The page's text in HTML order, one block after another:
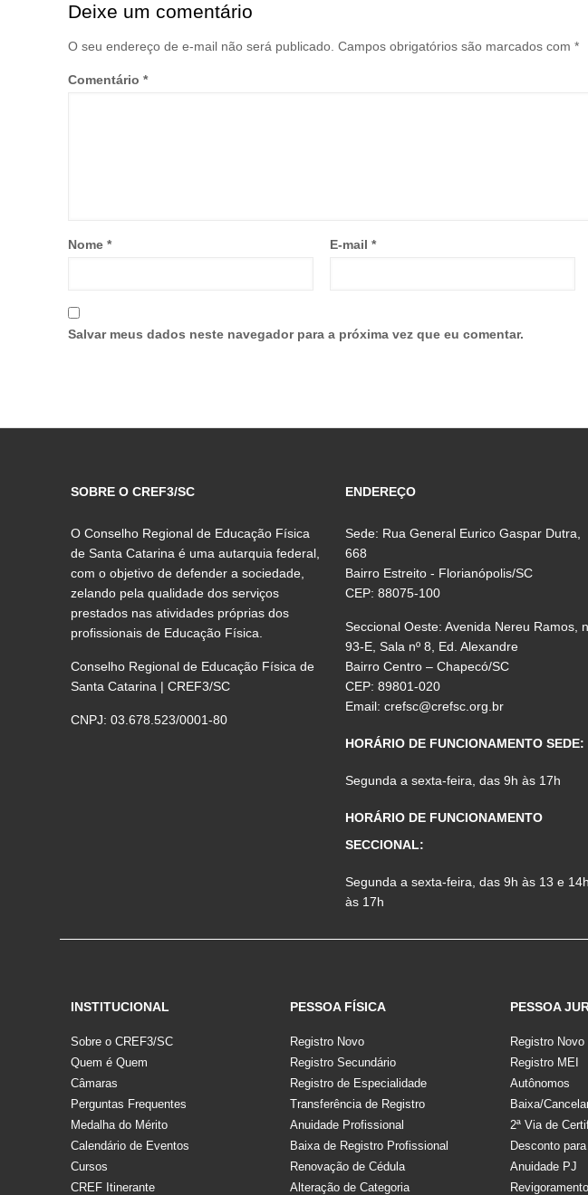
Deixe um comentário
O seu endereço de e-mail não será publicado. Campos obrigatórios são marcados com *
Comentário *
Nome * E-mail *
Salvar meus dados neste navegador para a próxima vez que eu comentar.
SOBRE O CREF3/SC
O Conselho Regional de Educação Física
de Santa Catarina é uma autarquia federal,
com o objetivo de defender a sociedade,
zelando pela qualidade dos serviços
prestados nas atividades próprias dos
profissionais de Educação Física.
Conselho Regional de Educação Física de
Santa Catarina | CREF3/SC
CNPJ: 03.678.523/0001-80
ENDEREÇO
Sede: Rua General Eurico Gaspar Dutra,
668
Bairro Estreito - Florianópolis/SC
CEP: 88075-100
Seccional Oeste: Avenida Nereu Ramos,
93-E, Sala nº 8, Ed. Alexandre
Bairro Centro – Chapecó/SC
CEP: 89801-020
Email:crefsc@crefsc.org.br
HORÁRIO DE FUNCIONAMENTO SEDE:
Segunda a sexta-feira, das 9h às 17h
HORÁRIO DE FUNCIONAMENTO
SECCIONAL:
Segunda a sexta-feira, das 9h às 13 e 14h
às 17h
INSTITUCIONAL
Sobre o CREF3/SC
Quem é Quem
Câmaras
Perguntas Frequentes
Medalha do Mérito
Calendário de Eventos
Cursos
CREF Itinerante
PESSOA FÍSICA
Registro Novo
Registro Secundário
Registro de Especialidade
Transferência de Registro
Anuidade Profissional
Baixa de Registro Profissional
Renovação de Cédula
Alteração de Categoria
PESSOA
Registro Novo
Registro MEI
Autônomos
Baixa/
2ª Via de
Desconto
Anuidade PJ